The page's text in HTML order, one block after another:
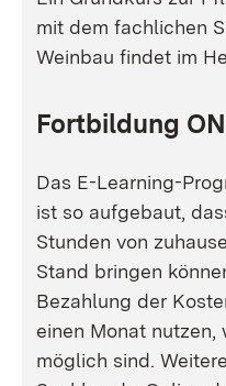
mit dem fachlichen
Weinbau findet im
Fortbildung
Das E-Learning-
ist so aufgebaut,
Stunden von
Stand bringen
Bezahlung der
einen Monat
möglich sind.